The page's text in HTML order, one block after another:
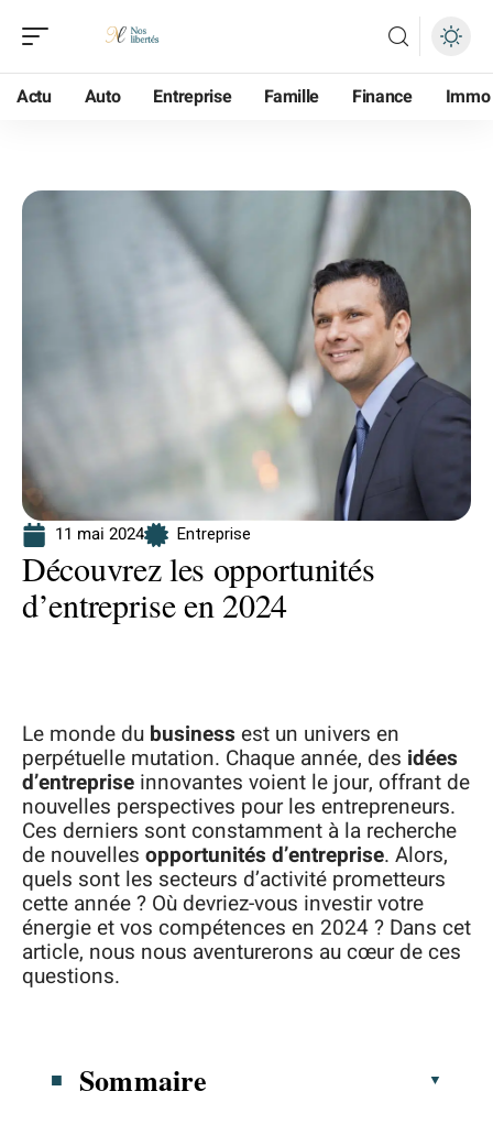
Actu Auto Entreprise Famille Finance Immo
11 mai 2024 Entreprise
Découvrez les opportunités
d’entreprise en 2024
Le monde du business est un univers en
perpétuelle mutation. Chaque année, des idées
d’entreprise innovantes voient le jour, offrant de
nouvelles perspectives pour les entrepreneurs.
Ces derniers sont constamment à la recherche
de nouvelles opportunités d’entreprise. Alors,
quels sont les secteurs d’activité prometteurs
cette année ? Où devriez-vous investir votre
énergie et vos compétences en 2024 ? Dans cet
article, nous nous aventurerons au cœur de ces
questions.
Sommaire